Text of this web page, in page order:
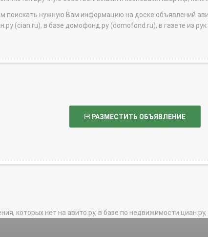
поискать нужную Вам информацию на доске объявлений
(cian.ru), в базе домофонд.ру (domofond.ru), в газете из рук
РАЗМЕСТИТЬ ОБЪЯВЛЕНИЕ
которых нет на авито.ру, в базе по недвижимости